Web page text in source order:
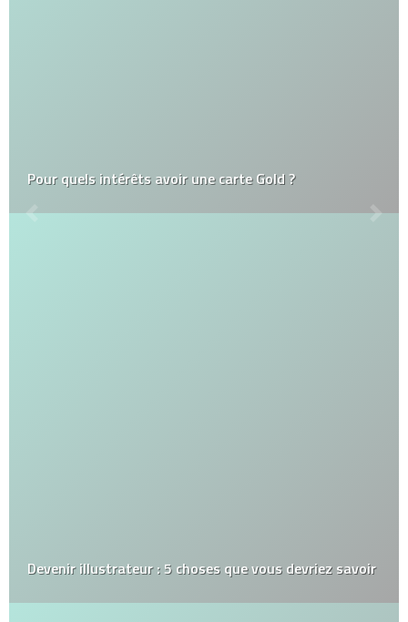
c’est bien ?
Qu’est-ce que l’hypnose éricksonienne ?